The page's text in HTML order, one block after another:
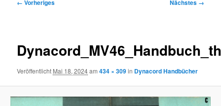
← Vorheriges Nächstes →
Veröffentlicht Mai 18, 2024am434 × 309in Dynacord Handbücher